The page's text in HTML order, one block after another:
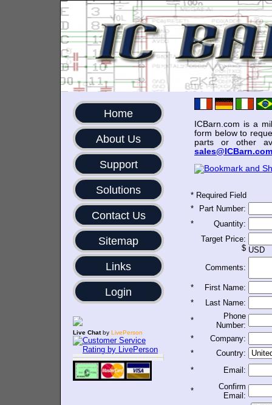
Home
About Us
Support
Solutions
Contact Us
Sitemap
Links
Login
Live Chatby LivePerson
ICBarn.com is a
form below to
parts or other
sales@ICBarn.com
* Required Field
*
Part Number:
*
Quantity:
Target Price:
$ USD
Comments:
*
First Name:
*
Last Name:
*
Phone
Number:
*
Company:
*
Country:
*
Email:
*
Confirm
Email: